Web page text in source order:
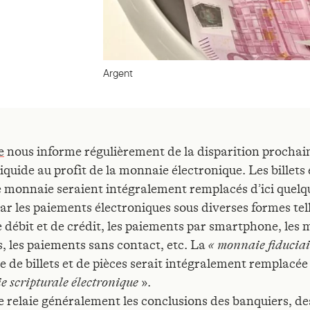
Argent
nous informe régulièrement de la disparition
au profit de la monnaie électronique. Les billets
monnaie seraient intégralement remplacés d’ici
les paiements électroniques sous diverses formes
débit et de crédit, les paiements par smartphone, les
les paiements sans contact, etc. La« monnaie
de billets et de pièces serait intégralement
scripturale électronique ».
relaie généralement les conclusions des banquiers,